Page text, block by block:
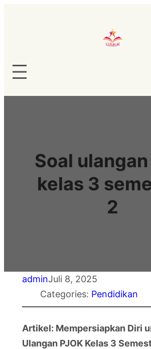
Soal
kelas 3
2
adminJuli 8, 2025
Categories: Pendidikan
Artikel: Mempersiapkan Diri
Ulangan PJOK Kelas 3